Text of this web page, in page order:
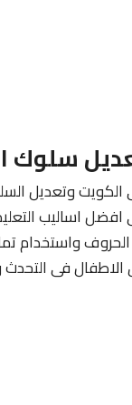
سلوك
وتعديل
اساليب
واستخدام
فى التحدث